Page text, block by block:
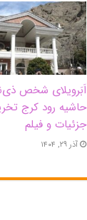
اَبَر‌ویلای شخص
حاشیه‌ رود کرج
جزئیات و فیلم
آذر ۲۹, ۱۴۰۴